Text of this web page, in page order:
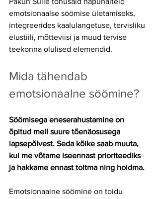
emotsionaalse söömise ületamiseks,
integreerides kaalulangetuse, tervisliku
elustiili, mõtteviisi ja muud tervise
teekonna olulised elemendid.
Mida tähendab
emotsionaalne söömine?
Söömisega eneserahustamine on
õpitud meil suure tõenäosusega
lapsepõlvest. Seda kõike saab muuta,
kui me võtame iseennast prioriteediks
ja hakkame ennast toitma ning hoidma.
Emotsionaalne söömine on toidu